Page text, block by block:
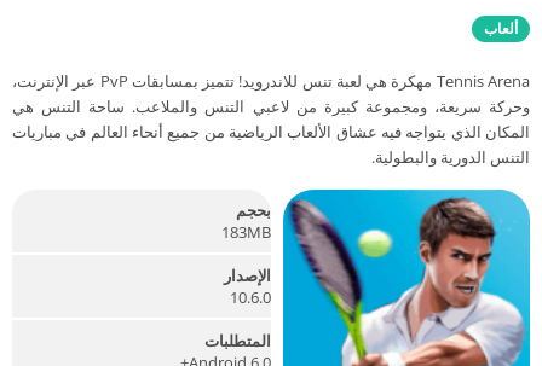
ألعاب
Tennis Arena مهكرة هي لعبة تنس للاندرويد! تتميز بمسابقات PvP عبر الإنترنت،
وحركة سريعة، ومجموعة كبيرة من لاعبي التنس والملاعب. ساحة التنس هي
المكان الذي يتواجه فيه عشاق الألعاب الرياضية من جميع أنحاء العالم في مباريات
التنس الدورية والبطولية.
بحجم
183MB
الإصدار
10.6.0
المتطلبات